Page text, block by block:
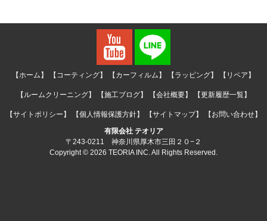
【ホーム】 【コーティング】 【カーフィルム】 【ラッピング】 【リペア】
【ルームクリーニング】 【施工ブログ】 【会社概要】 【更新履歴一覧】
【サイトポリシー】 【個人情報保護方針】 【サイトマップ】
【お問い合わせ】
有限会社 テオリア
〒243-0211 神奈川県厚木市三田２０−２
Copyright © 2026 TEORIA INC. All Rights Reserved.